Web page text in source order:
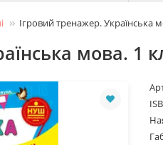
Ігровий тренажер. Українська
мова. 1